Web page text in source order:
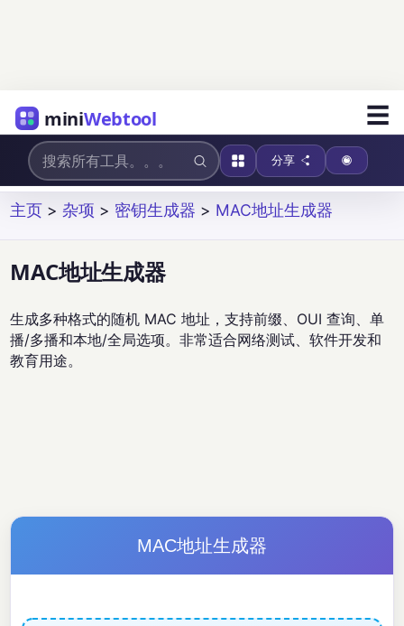
miniWebtool ☰
分享
主页 > 杂项 > 密钥生成器 > MAC地址生成器
MAC地址生成器
生成多种格式的随机 MAC 地址，支持前缀、OUI 查询、单
播/多播和本地/全局选项。非常适合网络测试、软件开发和
教育用途。
MAC地址生成器